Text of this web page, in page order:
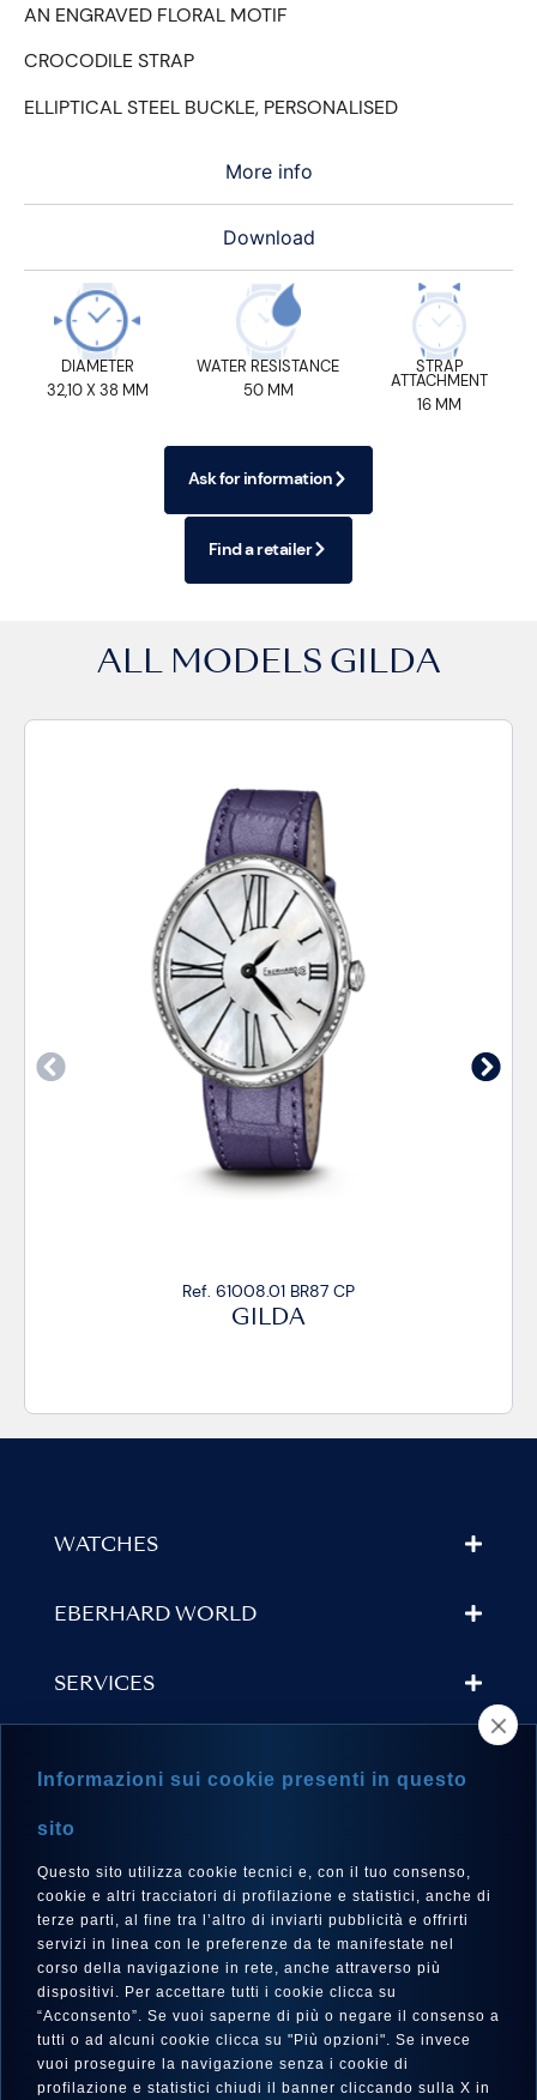
More info
Download
AN ENGRAVED FLORAL MOTIF
CROCODILE STRAP
ELLIPTICAL STEEL BUCKLE, PERSONALISED
DIAMETER
32,10 X 38 MM
WATER RESISTANCE
50 MM
STRAP
ATTACHMENT
16 MM
Ask for information
Find a retailer
ALL MODELS GILDA
WATCHES
EBERHARD WORLD
SERVICES
LANGUAGE
English
FOLLOW US
Informazioni sui cookie presenti in questo
sito
Questo sito utilizza cookie tecnici e, con il tuo consenso,
cookie e altri tracciatori di profilazione e statistici, anche di
terze parti, al fine tra l’altro di inviarti pubblicità e offrirti
servizi in linea con le preferenze da te manifestate nel
corso della navigazione in rete, anche attraverso più
dispositivi. Per accettare tutti i cookie clicca su
“Acconsento”. Se vuoi saperne di più o negare il consenso a
tutti o ad alcuni cookie clicca su "Più opzioni". Se invece
vuoi proseguire la navigazione senza i cookie di
profilazione e statistici chiudi il banner cliccando sulla X in